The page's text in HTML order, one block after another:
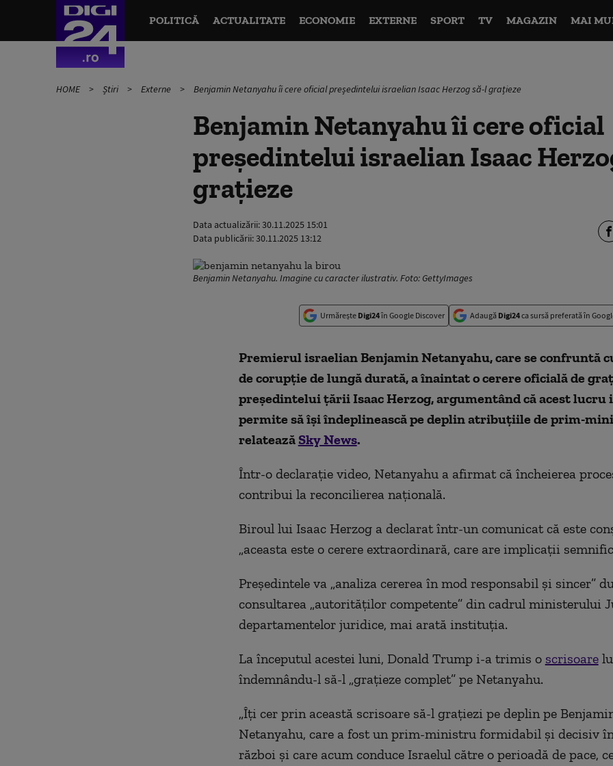
POLITICĂ ACTUALITATE ECONOMIE EXTERNE SPORT TV MAGAZIN MAI
HOME Știri Externe Benjamin Netanyahu îi cere oficial președintelui israelian Isaac Herzog să-l grațieze
Benjamin Netanyahu îi cere oficial
președintelui israelian Isaac
grațieze
Data actualizării:30.11.2025 15:01
Data publicării:30.11.2025 13:12
Benjamin Netanyahu. Imagine cu caracter ilustrativ. Foto: GettyImages
Urmărește Digi24în Google Discover Adaugă Digi24ca sursă preferată în
Premierul israelian Benjamin Netanyahu, care se confruntă
de corupție de lungă durată, a înaintat o cerere oficială de
președintelui țării Isaac Herzog, argumentând că acest lucru
permite să își îndeplinească pe deplin atribuțiile de prim-
relateazăSky News.
Într-o declarație video, Netanyahu a afirmat că încheierea
contribui la reconcilierea națională.
Biroul lui Isaac Herzog a declarat într-un comunicat că este
„aceasta este o cerere extraordinară, care are implicații
Președintele va „analiza cererea în mod responsabil și sincer”
consultarea „autorităților competente” din cadrul ministerului
departamentelor juridice, mai arată instituția.
La începutul acestei luni, Donald Trump i-a trimis o scrisoare
îndemnându-l să-l „grațieze complet” pe Netanyahu.
„Îți cer prin această scrisoare să-l grațiezi pe deplin pe
Netanyahu, care a fost un prim-ministru formidabil și decisiv
război și care acum conduce Israelul către o perioadă de pace,